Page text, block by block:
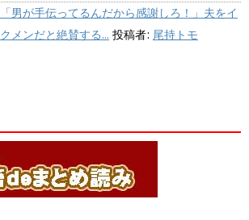
「男が手伝ってるんだから感謝しろ！」夫をイ
クメンだと絶賛する... 投稿者: 尾持トモ